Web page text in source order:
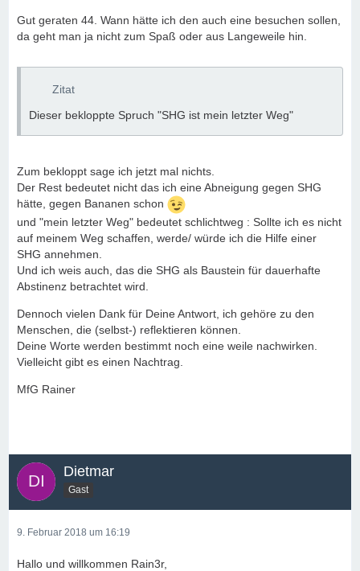
Gut geraten 44. Wann hätte ich den auch eine besuchen sollen,
da geht man ja nicht zum Spaß oder aus Langeweile hin.
Zitat
Dieser bekloppte Spruch "SHG ist mein letzter Weg"
Zum bekloppt sage ich jetzt mal nichts.
Der Rest bedeutet nicht das ich eine Abneigung gegen SHG
hätte, gegen Bananen schon
und "mein letzter Weg" bedeutet schlichtweg : Sollte ich es nicht
auf meinem Weg schaffen, werde/ würde ich die Hilfe einer
SHG annehmen.
Und ich weis auch, das die SHG als Baustein für dauerhafte
Abstinenz betrachtet wird.
Dennoch vielen Dank für Deine Antwort, ich gehöre zu den
Menschen, die (selbst-) reflektieren können.
Deine Worte werden bestimmt noch eine weile nachwirken.
Vielleicht gibt es einen Nachtrag.
MfG Rainer
Dietmar
Gast
9. Februar 2018 um 16:19
Hallo und willkommen Rain3r,